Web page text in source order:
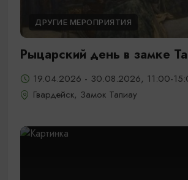
ДРУГИЕ МЕРОПРИЯТИЯ
Рыцарский день в замке
19.04.2026 - 30.08.2026, 11:00-
Гвардейск, Замок Тапиау